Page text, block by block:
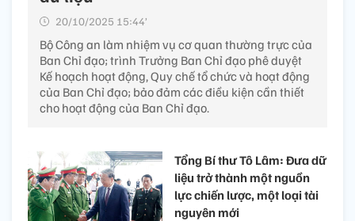
20/10/2025 15:44’
Bộ Công an làm nhiệm vụ cơ quan thường trực của
Ban Chỉ đạo; trình Trưởng Ban Chỉ đạo phê duyệt
Kế hoạch hoạt động, Quy chế tổ chức và hoạt động
của Ban Chỉ đạo; bảo đảm các điều kiện cần thiết
cho hoạt động của Ban Chỉ đạo.
Tổng Bí thư Tô Lâm: Đưa dữ
liệu trở thành một nguồn
lực chiến lược, một loại tài
nguyên mới